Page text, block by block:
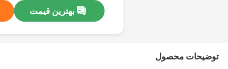
بهترین قیمت
توضیحات محصول